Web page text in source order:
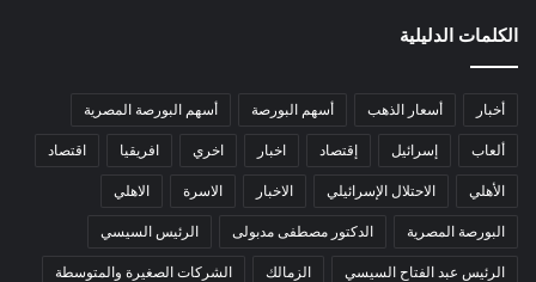
الكلمات الدليلية
أخبار أسعار الذهب أسهم البورصة أسهم البورصة المصرية
ألعاب إسرائيل إقتصاد اخبار اخري افريقيا اقتصاد
الأهلي الاحتلال الإسرائيلي الاخبار الاسرة الاهلي
البورصة المصرية الدكتور مصطفى مدبولى الرئيس السيسي
الرئيس عبد الفتاح السيسي الزمالك الشركات الصغيرة والمتوسطة